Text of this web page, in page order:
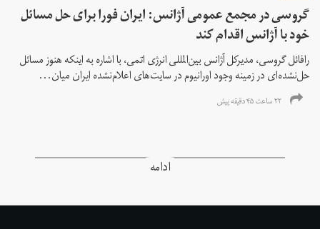
گروسی در مجمع عمومی آژانس: ایران فورا برای حل مسائل
خود با آژانس اقدام کند
رافائل گروسی، مدیرکل آژانس بین‌المللی انرژی اتمی، با اشاره به اینکه هنوز مسائل
حل‌نشده‌ای در زمینه وجود اورانیوم در سایت‌های اعلام‌نشده ایران میان...
۲۲ ساعت ۴۵ دقیقه پیش
ادامه